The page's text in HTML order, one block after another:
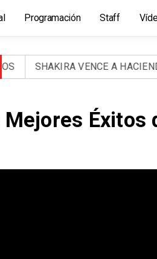
Programación Staff
SHAKIRA VENCE A HACIENDA:
Mejores Éxitos